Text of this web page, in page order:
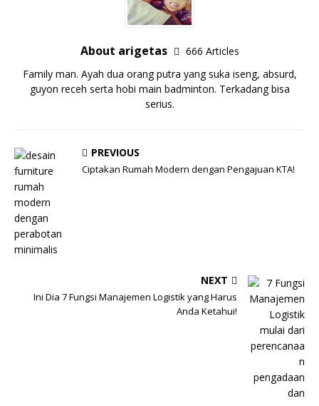
About arigetas
666 Articles
Family man. Ayah dua orang putra yang suka iseng, absurd,
guyon receh serta hobi main badminton. Terkadang bisa
serius.
PREVIOUS
Ciptakan Rumah Modern dengan Pengajuan KTA!
NEXT
Ini Dia 7 Fungsi Manajemen Logistik yang Harus
Anda Ketahui!